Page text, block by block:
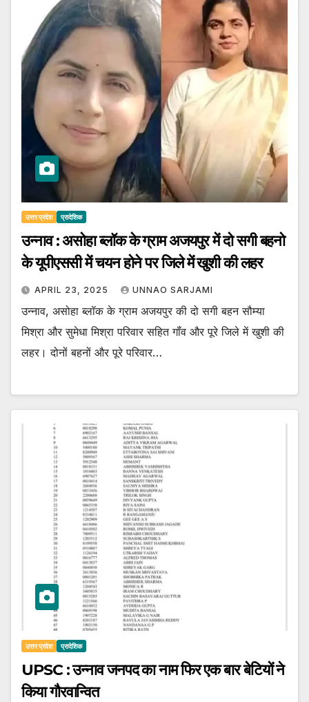
उत्तर प्रदेश प्रादेशिक
उन्नाव : असोहा ब्लॉक के ग्राम अजयपुर में दो सगी बहनो
के यूपीएससी में चयन होने पर जिले में खुशी की लहर
APRIL 23, 2025 UNNAO SARJAMI
उन्नाव, असोहा ब्लॉक के ग्राम अजयपुर की दो सगी बहन सौम्या
मिश्रा और सुमेधा मिश्रा परिवार सहित गॉंव और पूरे जिले में खुशी की
लहर। दोनों बहनों और पूरे परिवार…
उत्तर प्रदेश प्रादेशिक
UPSC : उन्नाव जनपद का नाम फिर एक बार बेटियों ने
किया गौरवान्वित